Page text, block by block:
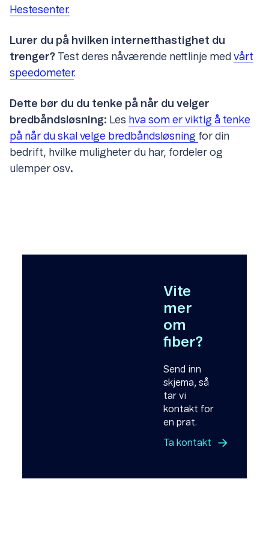
Hestesenter.
Lurer du på hvilken internetthastighet du
trenger? Test deres nåværende nettlinje med vårt
speedometer.
Dette bør du du tenke på når du velger
bredbåndsløsning: Les hva som er viktig å tenke
på når du skal velge bredbåndsløsning for din
bedrift, hvilke muligheter du har, fordeler og
ulemper osv.
Vite
mer
om
fiber?
Send inn
skjema, så
tar vi
kontakt for
en prat.
Ta kontakt